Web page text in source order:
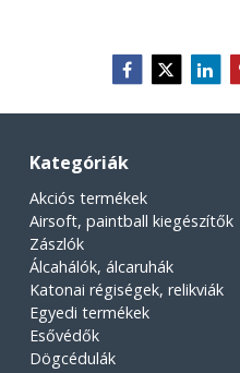
Kategóriák
Akciós termékek
Airsoft, paintball kiegészítők
Zászlók
Álcahálók, álcaruhák
Katonai régiségek, relikviák
Egyedi termékek
Esővédők
Dögcédulák